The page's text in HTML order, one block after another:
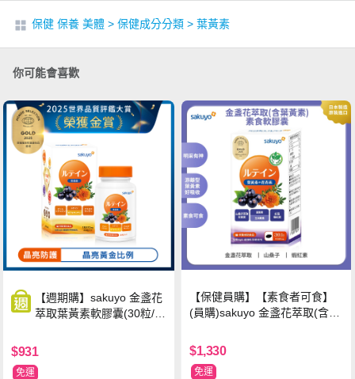
保健 保養 美體 > 保健成分分類 > 葉黃素
你可能會喜歡
【週期購】sakuyo 金盞花
萃取葉黃素軟膠囊(30粒/
$931
免運
【保健員購】【素食者可食】
(員購)sakuyo 金盞花萃取(含葉
瓶)
$1,330
免運